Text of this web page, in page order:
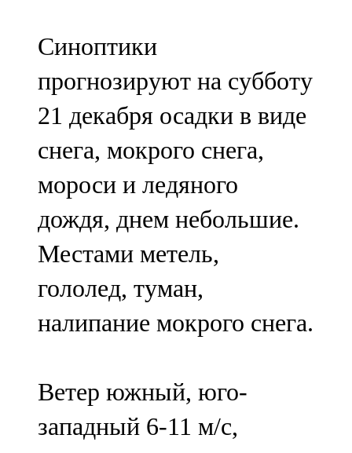
103,0 FM
Чүпрәле
91,0 FM
Шәмәрдән
102,3 FM
Яңа чишмә
107,0 FM
Яр Чаллы
105,5 FM
Синоптики
прогнозируют на субботу
21 декабря осадки в виде
снега, мокрого снега,
мороси и ледяного
дождя, днем небольшие.
Местами метель,
гололед, туман,
налипание мокрого снега.
Ветер южный, юго-
западный 6-11 м/с,